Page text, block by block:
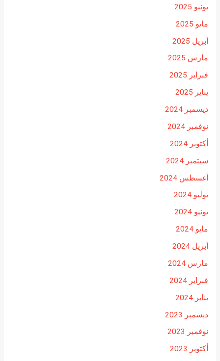
يونيو 2025
مايو 2025
أبريل 2025
مارس 2025
فبراير 2025
يناير 2025
ديسمبر 2024
نوفمبر 2024
أكتوبر 2024
سبتمبر 2024
أغسطس 2024
يوليو 2024
يونيو 2024
مايو 2024
أبريل 2024
مارس 2024
فبراير 2024
يناير 2024
ديسمبر 2023
نوفمبر 2023
أكتوبر 2023